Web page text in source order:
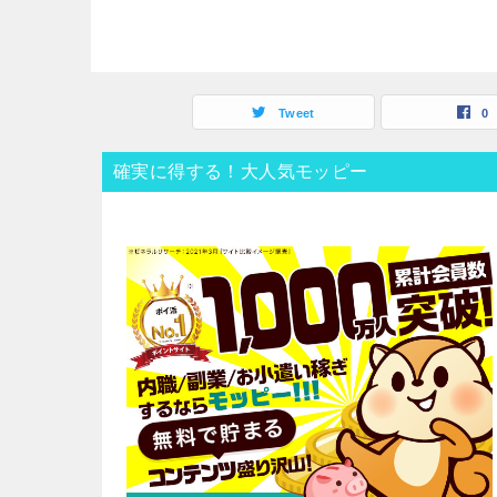
Tweet 0
確実に得する！大人気モッピー